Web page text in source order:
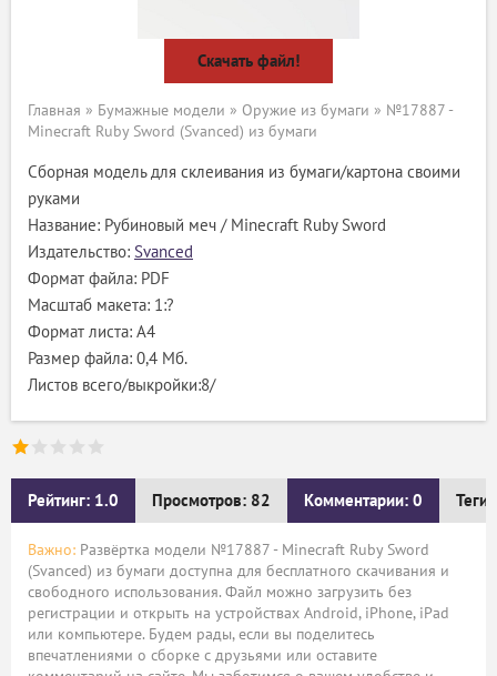
Скачать файл!
Главная » Бумажные модели » Оружие из бумаги » №17887 -
Minecraft Ruby Sword (Svanced) из бумаги
Сборная модель для склеивания из бумаги/картона своими
руками
Название: Рубиновый меч / Minecraft Ruby Sword
Издательство: Svanced
Формат файла: PDF
Масштаб макета: 1:?
Формат листа: А4
Размер файла: 0,4 Мб.
Листов всего/выкройки:8/
Рейтинг: 1.0 Просмотров: 82 Комментарии: 0 Теги:
Важно: Развёртка модели №17887 - Minecraft Ruby Sword
(Svanced) из бумаги доступна для бесплатного скачивания и
свободного использования. Файл можно загрузить без
регистрации и открыть на устройствах Android, iPhone, iPad
или компьютере. Будем рады, если вы поделитесь
впечатлениями о сборке с друзьями или оставите